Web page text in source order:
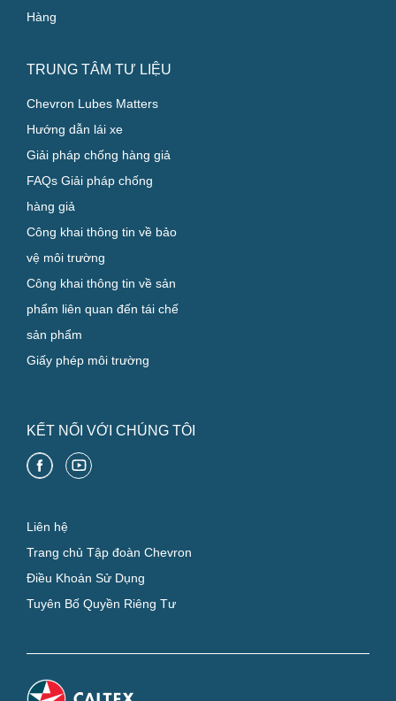
Hàng
TRUNG TÂM TƯ LIỆU
Chevron Lubes Matters
Hướng dẫn lái xe
Giải pháp chống hàng giả
FAQs Giải pháp chống
hàng giả
Công khai thông tin về bảo
vệ môi trường
Công khai thông tin về sản
phẩm liên quan đến tái chế
sản phẩm
Giấy phép môi trường
KẾT NỐI VỚI CHÚNG TÔI
Liên hệ
Trang chủ Tập đoàn Chevron
Điều Khoản Sử Dụng
Tuyên Bố Quyền Riêng Tư